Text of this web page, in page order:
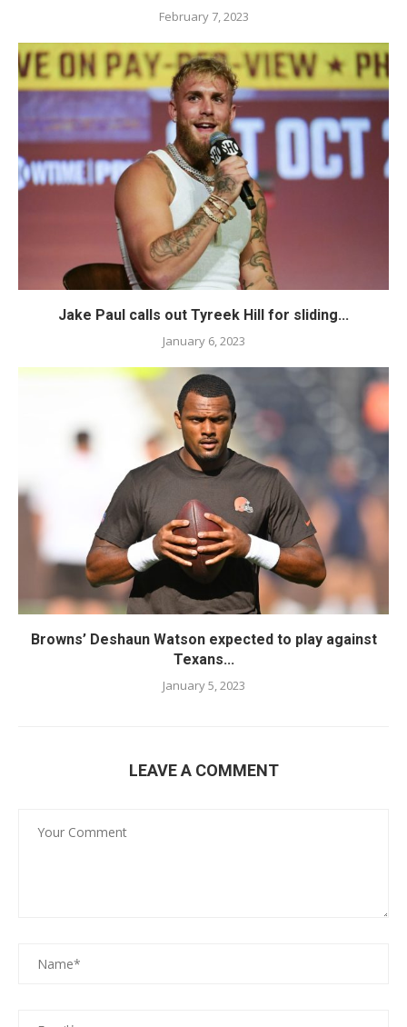
February 7, 2023
Jake Paul calls out Tyreek Hill for sliding...
January 6, 2023
Browns’ Deshaun Watson expected to play against
Texans...
January 5, 2023
LEAVE A COMMENT